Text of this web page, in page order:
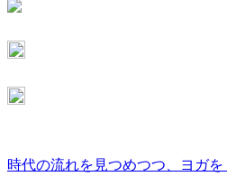
時代の流れを見つめつつ、ヨガを